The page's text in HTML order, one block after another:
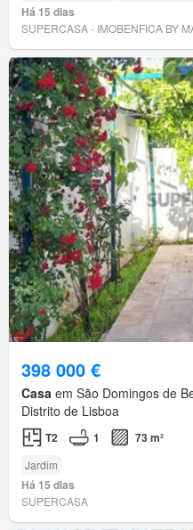
Há 15 dias
SUPERCASA - IMOBENFICA BY
398 000 €
Casa em São Domingos de
Distrito de Lisboa
T2 1 73 m²
Jardim
Há 15 dias
SUPERCASA